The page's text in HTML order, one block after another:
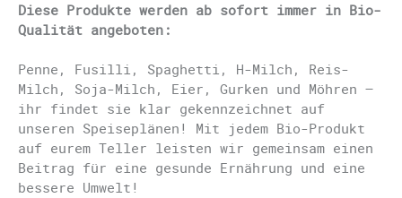
Diese Produkte werden ab sofort immer in Bio-
Qualität angeboten:
Penne, Fusilli, Spaghetti, H-Milch, Reis-
Milch, Soja-Milch, Eier, Gurken und Möhren –
ihr findet sie klar gekennzeichnet auf
unseren Speiseplänen! Mit jedem Bio-Produkt
auf eurem Teller leisten wir gemeinsam einen
Beitrag für eine gesunde Ernährung und eine
bessere Umwelt!